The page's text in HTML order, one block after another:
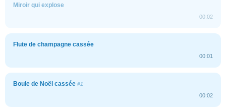
Miroir qui explose
00:02
Flute de champagne cassée
00:01
Boule de Noël cassée #1
00:02